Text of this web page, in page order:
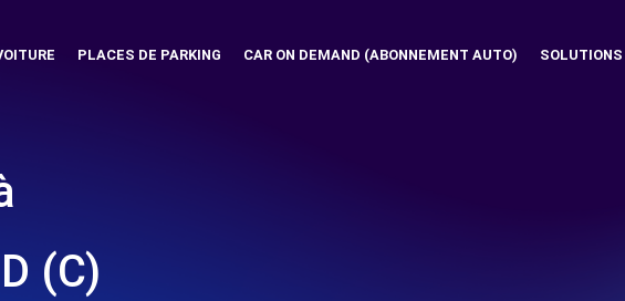
PLACES DE PARKING CAR ON DEMAND (ABONNEMENT AUTO)
(C)